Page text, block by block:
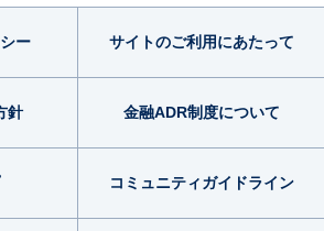
ー サイトのご利用にあたって
針 金融ADR制度について
コミュニティガイドライン